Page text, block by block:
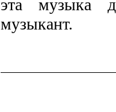
эта музыка
музыкант.